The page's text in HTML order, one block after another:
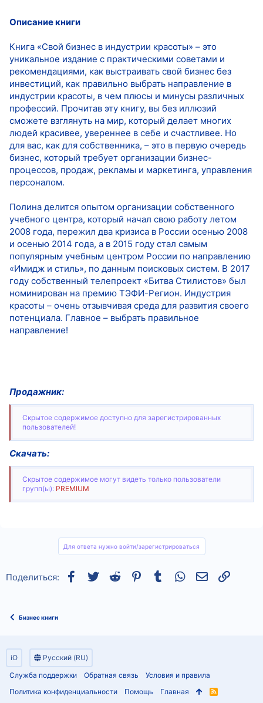
Описание книги
Книга «Свой бизнес в индустрии красоты» – это
уникальное издание с практическими советами и
рекомендациями, как выстраивать свой бизнес без
инвестиций, как правильно выбрать направление в
индустрии красоты, в чем плюсы и минусы различных
профессий. Прочитав эту книгу, вы без иллюзий
сможете взглянуть на мир, который делает многих
людей красивее, увереннее в себе и счастливее. Но
для вас, как для собственника, – это в первую очередь
бизнес, который требует организации бизнес-
процессов, продаж, рекламы и маркетинга, управления
персоналом.
Полина делится опытом организации собственного
учебного центра, который начал свою работу летом
2008 года, пережил два кризиса в России осенью 2008
и осенью 2014 года, а в 2015 году стал самым
популярным учебным центром России по направлению
«Имидж и стиль», по данным поисковых систем. В 2017
году собственный телепроект «Битва Стилистов» был
номинирован на премию ТЭФИ-Регион. Индустрия
красоты – очень отзывчивая среда для развития своего
потенциала. Главное – выбрать правильное
направление!
Продажник:
Скрытое содержимое доступно для зарегистрированных
пользователей!
Скачать:
Скрытое содержимое могут видеть только пользователи
групп(ы): PREMIUM
Для ответа нужно войти/зарегистрироваться
Поделиться: Facebook
TwitterReddit Pinterest
Tumblr WhatsAppСсылка
Бизнес книги
iO
Русский (RU)
Служба поддержки
Обратная связь
Условия и правила
Политика конфиденциальности
Помощь Главная
R